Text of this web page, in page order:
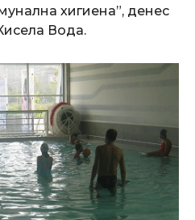
хигиена”, денес
Вода.